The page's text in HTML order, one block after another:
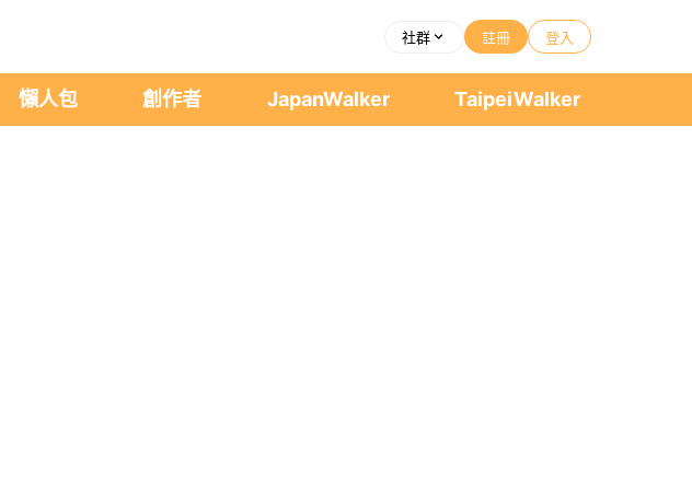
社群 註冊 登入
懶人包 創作者 JapanWalker TaipeiWalker